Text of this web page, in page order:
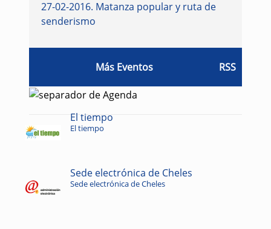
27-02-2016. Matanza popular y ruta de
senderismo
Más Eventos RSS
El tiempo
El tiempo
Sede electrónica de Cheles
Sede electrónica de Cheles